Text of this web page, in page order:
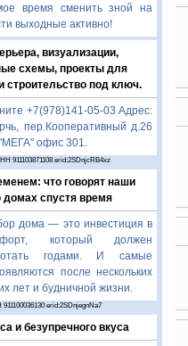
время сменить зной на
выходные активно!
визуализации,
схемы, проекты для
строительство под ключ.
+7(978)141-05-03 Адрес:
пер.Кооперативный д.26
офис 301.
911103871108 erid:2SDnjcRB4xz
что говорят наши
домах спустя время
дома — это инвестиция в
который должен
годами. И самые
после нескольких
лет и будничной жизни.
erid:2SDnjegnNa7
и безупречного вкуса